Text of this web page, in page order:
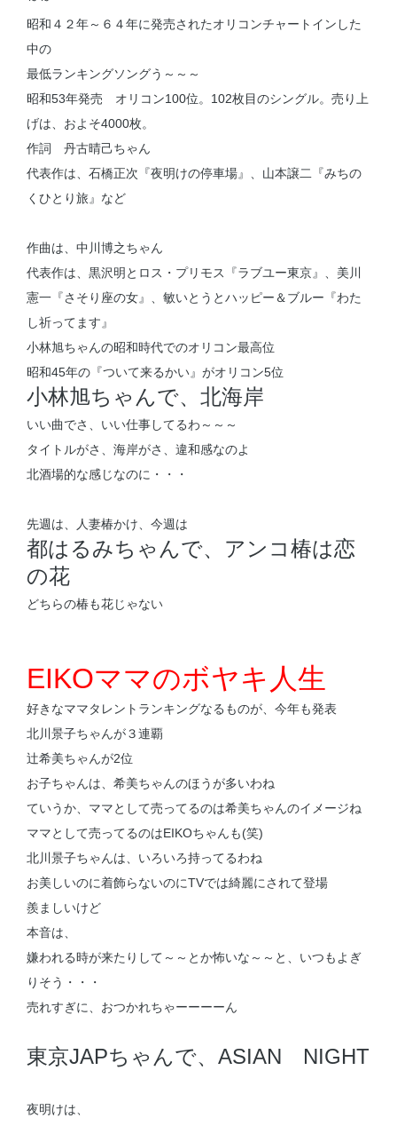
昭和４２年～６４年に発売されたオリコンチャートインした
中の
最低ランキングソングう～～～
昭和53年発売 オリコン100位。102枚目のシングル。売り上
げは、およそ4000枚。
作詞 丹古晴己ちゃん
代表作は、石橋正次『夜明けの停車場』、山本譲二『みちの
くひとり旅』など
作曲は、中川博之ちゃん
代表作は、黒沢明とロス・プリモス『ラブユー東京』、美川
憲一『さそり座の女』、敏いとうとハッピー＆ブルー『わた
し祈ってます』
小林旭ちゃんの昭和時代でのオリコン最高位
昭和45年の『ついて来るかい』がオリコン5位
小林旭ちゃんで、北海岸
いい曲でさ、いい仕事してるわ～～～
タイトルがさ、海岸がさ、違和感なのよ
北酒場的な感じなのに・・・
先週は、人妻椿かけ、今週は
都はるみちゃんで、アンコ椿は恋
の花
どちらの椿も花じゃない
EIKOママのボヤキ人生
好きなママタレントランキングなるものが、今年も発表
北川景子ちゃんが３連覇
辻希美ちゃんが2位
お子ちゃんは、希美ちゃんのほうが多いわね
ていうか、ママとして売ってるのは希美ちゃんのイメージね
ママとして売ってるのはEIKOちゃんも(笑)
北川景子ちゃんは、いろいろ持ってるわね
お美しいのに着飾らないのにTVでは綺麗にされて登場
羨ましいけど
本音は、
嫌われる時が来たりして～～とか怖いな～～と、いつもよぎ
りそう・・・
売れすぎに、おつかれちゃーーーーん
東京JAPちゃんで、ASIAN NIGHT
夜明けは、